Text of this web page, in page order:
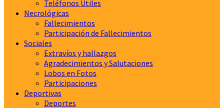
Teléfonos Útiles
Necrológicas
Fallecimientos
Participación de Fallecimientos
Sociales
Extravíos y hallazgos
Agradecimientos y Salutaciones
Lobos en Fotos
Participaciones
Deportivas
Deportes